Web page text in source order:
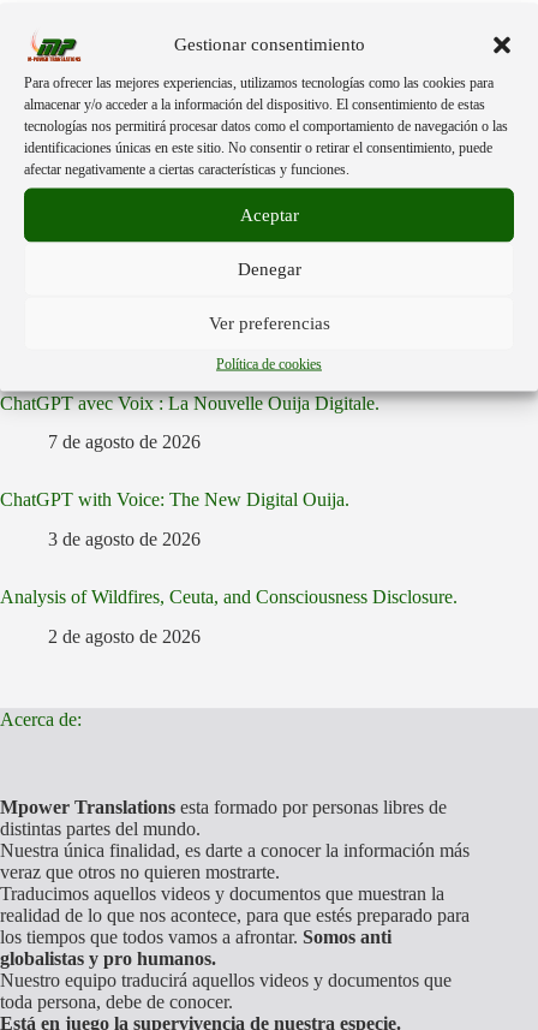
Gestionar consentimiento
Para ofrecer las mejores experiencias, utilizamos tecnologías como las cookies para
almacenar y/o acceder a la información del dispositivo. El consentimiento de estas
tecnologías nos permitirá procesar datos como el comportamiento de navegación o las
identificaciones únicas en este sitio. No consentir o retirar el consentimiento, puede
afectar negativamente a ciertas características y funciones.
Aceptar
Denegar
Ver preferencias
Política de cookies
mref=36f65j&mc=ebrql
ChatGPT avec Voix : La Nouvelle Ouija Digitale.
7 de agosto de 2026
ChatGPT with Voice: The New Digital Ouija.
3 de agosto de 2026
Analysis of Wildfires, Ceuta, and Consciousness Disclosure.
2 de agosto de 2026
Acerca de:
Mpower Translations esta formado por personas libres de
distintas partes del mundo.
Nuestra única finalidad, es darte a conocer la información más
veraz que otros no quieren mostrarte.
Traducimos aquellos videos y documentos que muestran la
realidad de lo que nos acontece, para que estés preparado para
los tiempos que todos vamos a afrontar. Somos anti
globalistas y pro humanos.
Nuestro equipo traducirá aquellos videos y documentos que
toda persona, debe de conocer.
Está en juego la supervivencia de nuestra especie.